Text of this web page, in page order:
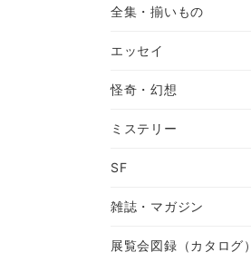
全集・揃いもの
エッセイ
怪奇・幻想
ミステリー
SF
雑誌・マガジン
展覧会図録（カタログ）